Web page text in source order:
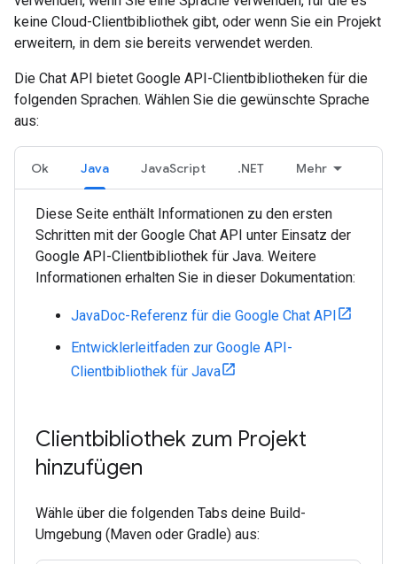
keine Cloud-Clientbibliothek gibt, oder wenn Sie ein Projekt
erweitern, in dem sie bereits verwendet werden.
Die Chat API bietet Google API-Clientbibliotheken für die
folgenden Sprachen. Wählen Sie die gewünschte Sprache
aus:
Ok Java JavaScript .NET Mehr
Diese Seite enthält Informationen zu den ersten
Schritten mit der Google Chat API unter Einsatz der
Google API-Clientbibliothek für Java. Weitere
Informationen erhalten Sie in dieser Dokumentation:
JavaDoc-Referenz für die Google Chat API
Entwicklerleitfaden zur Google API-
Clientbibliothek für Java
Clientbibliothek zum Projekt
hinzufügen
Wähle über die folgenden Tabs deine Build-
Umgebung (Maven oder Gradle) aus: